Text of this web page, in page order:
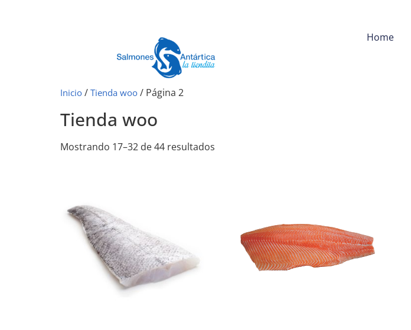
Home
Inicio / Tienda woo / Página 2
Tienda woo
Mostrando 17–32 de 44 resultados